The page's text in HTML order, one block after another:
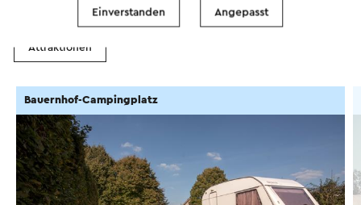
Essen und Trinken
Attraktionen
Bauernhof-Campingplatz
Einverstanden Angepasst